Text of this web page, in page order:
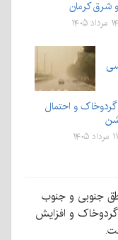
شرق کرمان
و احتمال
جنوبی و جنوب
و افزایش